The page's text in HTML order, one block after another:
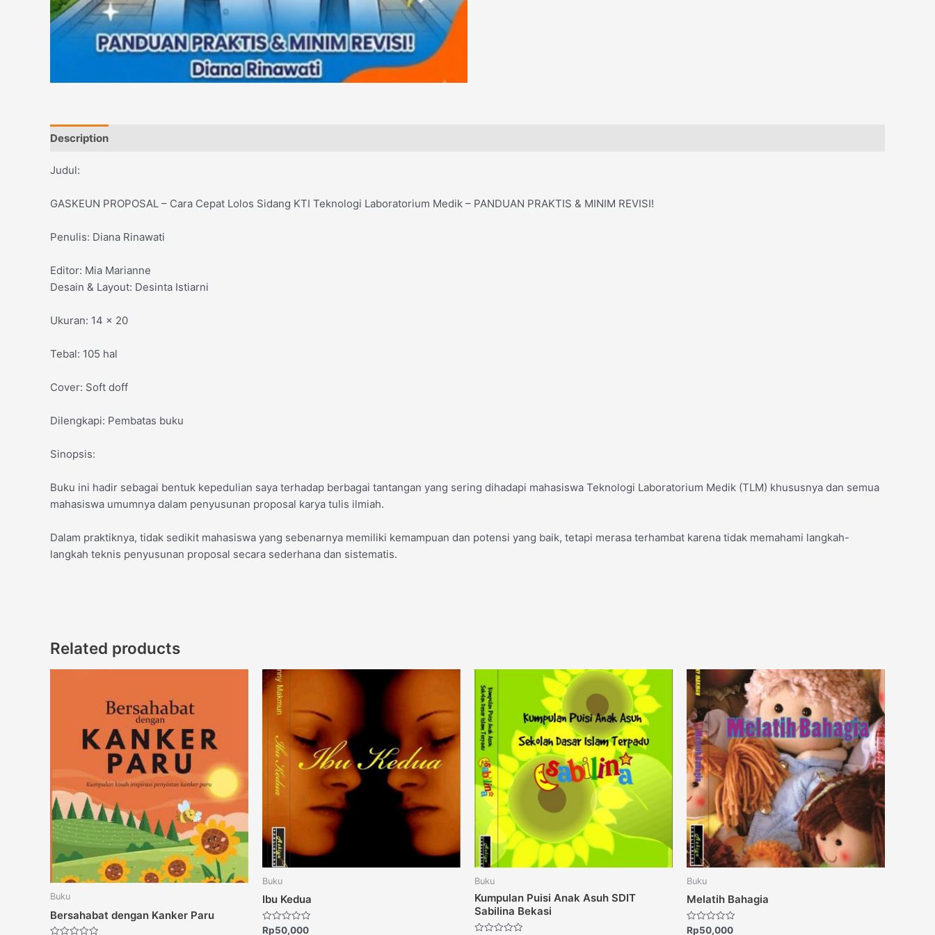
Description
Judul:
GASKEUN PROPOSAL – Cara Cepat Lolos Sidang KTI Teknologi Laboratorium Medik – PANDUAN PRAKTIS & MINIM REVISI!
Penulis: Diana Rinawati
Editor: Mia Marianne
Desain & Layout: Desinta Istiarni
Ukuran: 14 x 20
Tebal: 105 hal
Cover: Soft doff
Dilengkapi: Pembatas buku
Sinopsis:
Buku ini hadir sebagai bentuk kepedulian saya terhadap berbagai tantangan yang sering dihadapi mahasiswa Teknologi Laboratorium Medik (TLM) khususnya dan semua
mahasiswa umumnya dalam penyusunan proposal karya tulis ilmiah.
Dalam praktiknya, tidak sedikit mahasiswa yang sebenarnya memiliki kemampuan dan potensi yang baik, tetapi merasa terhambat karena tidak memahami langkah-
langkah teknis penyusunan proposal secara sederhana dan sistematis.
Related products
Buku
Bersahabat dengan Kanker Paru
Buku
Ibu Kedua
Rated
Rp50,000
Buku
Kumpulan Puisi Anak Asuh SDIT
Sabilina Bekasi
Buku
Melatih Bahagia
Rated
Rp50,000